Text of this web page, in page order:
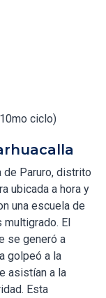
ciclo)
de Paruro, distrito
ubicada a hora y
una escuela de
multigrado. El
se generó a
golpeó a la
asistían a la
Esta